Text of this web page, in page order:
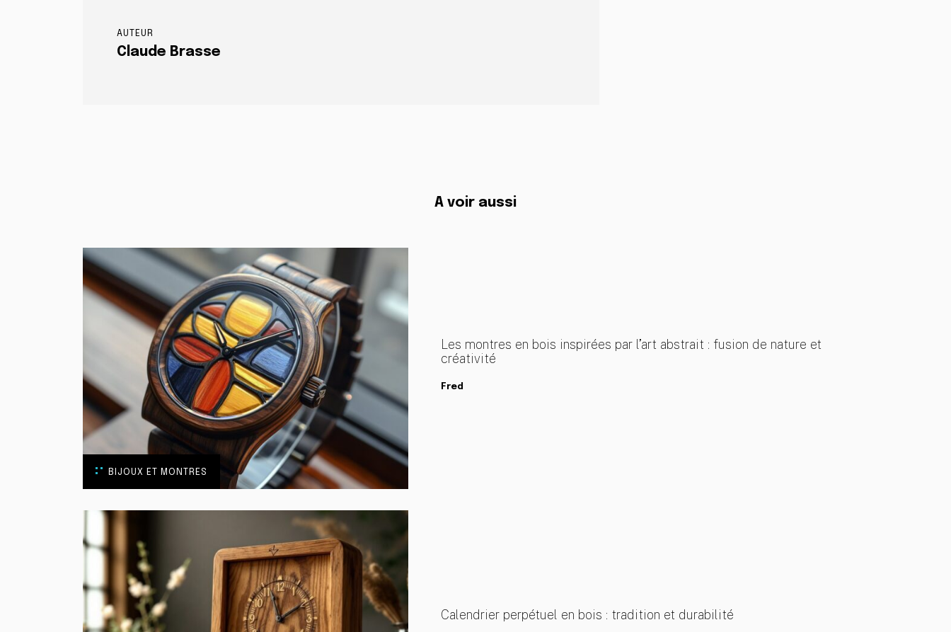
AUTEUR
Claude Brasse
A voir aussi
BIJOUX ET MONTRES
Les montres en bois inspirées par l’art abstrait : fusion de nature et
créativité
Fred
Calendrier perpétuel en bois : tradition et durabilité